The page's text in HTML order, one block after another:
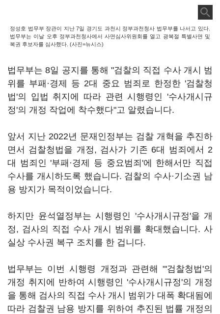
정성호 법무부 장관이 지난 7일 경기도 과천시 정부과천청사 법무부를 나서고 있다.
법무부는 이날 오후 정부과천청사에서 사면심사위원회를 열고 광복절 특별사면 및
복권 후보자를 심사했다. (사진=뉴시스)
법무부는 8일 공지를 통해 "검찰의 직접 수사 개시 범
위를 부패·경제 등 2대 중요 범죄로 한정한 '검찰청
법'의 입법 취지에 따라 관련 시행령인 '수사개시규
정'의 개정 작업에 착수했다"고 알렸습니다.
앞서 지난 2022년 문재인정부는 검찰 개혁을 추진하
면서 검찰청법을 개정, 검사가 기존 6대 범죄에서 2
대 범죄인 '부패·경제 등 중요범죄'에 한해서만 직접
수사를 개시하도록 했습니다. 검찰의 수사·기소권 남
용 방지가 목적이었습니다.
하지만 윤석열정부는 시행령인 '수사개시규정'을 개
정, 검사의 직접 수사 개시 범위를 확대했습니다. 사
실상 수사권 복구 조치를 한 겁니다.
법무부는 이번 시행령 개정과 관련해 "'검찰청법'의
개정 취지에 반하여 시행령인 '수사개시규정'의 개정
을 통해 검사의 직접 수사 개시 범위가 대폭 확대됨에
따라 검찰권 남용 방지를 위하여 추진된 법률 개정의